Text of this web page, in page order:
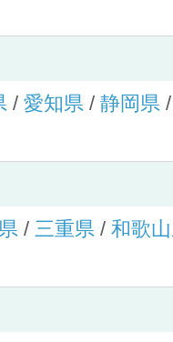
/ 愛知県/ 静岡県
/ 三重県/ 和歌